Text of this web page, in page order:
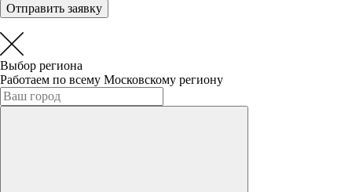
Отправить заявку
Выбор региона
Работаем по всему Московскому региону